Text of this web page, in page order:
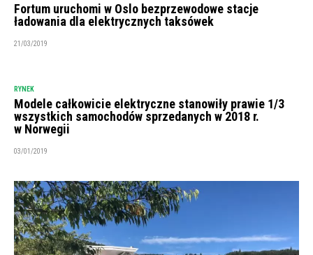
Fortum uruchomi w Oslo bezprzewodowe stacje
ładowania dla elektrycznych taksówek
21/03/2019
RYNEK
Modele całkowicie elektryczne stanowiły prawie 1/3
wszystkich samochodów sprzedanych w 2018 r.
w Norwegii
03/01/2019